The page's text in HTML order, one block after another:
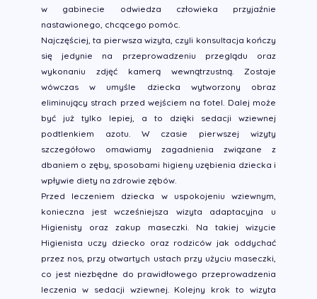
w gabinecie odwiedza człowieka przyjaźnie
nastawionego, chcącego pomóc.
Najczęściej, ta pierwsza wizyta, czyli konsultacja kończy
się jedynie na przeprowadzeniu przeglądu oraz
wykonaniu zdjęć kamerą wewnątrzustną. Zostaje
wówczas w umyśle dziecka wytworzony obraz
eliminujący strach przed wejściem na fotel. Dalej może
być już tylko lepiej, a to dzięki sedacji wziewnej
podtlenkiem azotu. W czasie pierwszej wizyty
szczegółowo omawiamy zagadnienia związane z
dbaniem o zęby, sposobami higieny uzębienia dziecka i
wpływie diety na zdrowie zębów.
Przed leczeniem dziecka w uspokojeniu wziewnym,
konieczna jest wcześniejsza wizyta adaptacyjna u
Higienisty oraz zakup maseczki. Na takiej wizycie
Higienista uczy dziecko oraz rodziców jak oddychać
przez nos, przy otwartych ustach przy użyciu maseczki,
co jest niezbędne do prawidłowego przeprowadzenia
leczenia w sedacji wziewnej. Kolejny krok to wizyta